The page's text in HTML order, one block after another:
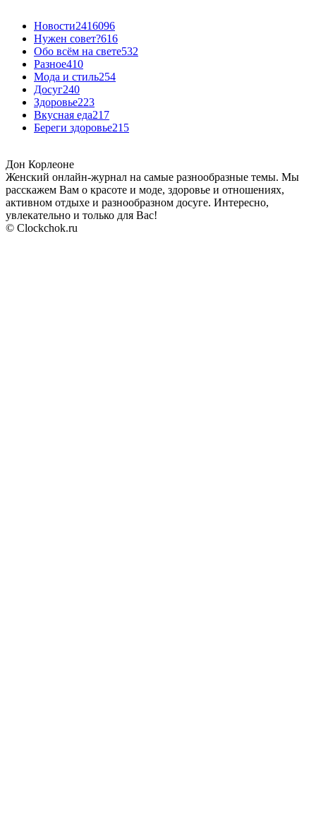
Новости2416096
Нужен совет?616
Обо всём на свете532
Разное410
Мода и стиль254
Досуг240
Здоровье223
Вкусная еда217
Береги здоровье215
Дон Корлеоне
Женский онлайн-журнал на самые разнообразные темы. Мы
расскажем Вам о красоте и моде, здоровье и отношениях,
активном отдыхе и разнообразном досуге. Интересно,
увлекательно и только для Вас!
© Clockchok.ru